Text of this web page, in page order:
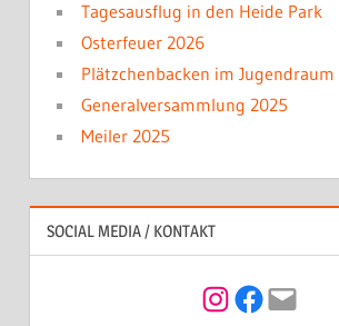
Tagesausflug in den Heide Park
Osterfeuer 2026
Plätzchenbacken im Jugendraum
Generalversammlung 2025
Meiler 2025
SOCIAL MEDIA / KONTAKT
Instagram
Facebook
Mail